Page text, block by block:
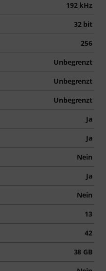
192 kHz
32 bit
256
Unbegrenzt
Unbegrenzt
Unbegrenzt
Ja
Ja
Nein
Ja
Nein
13
42
38 GB